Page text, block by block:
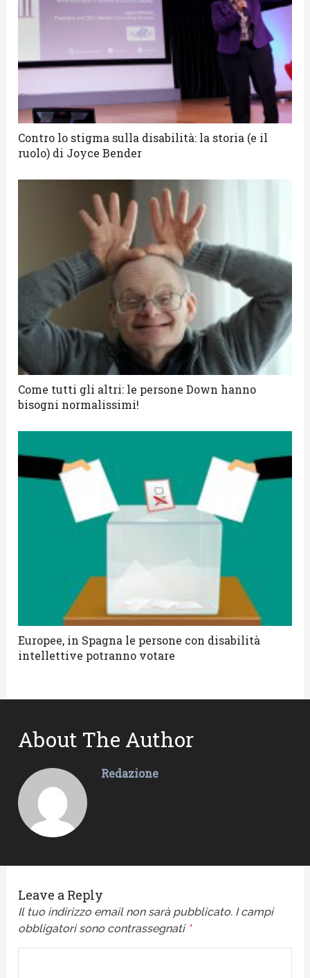
Contro lo stigma sulla disabilità: la storia (e il
ruolo) di Joyce Bender
Come tutti gli altri: le persone Down hanno
bisogni normalissimi!
Europee, in Spagna le persone con disabilità
intellettive potranno votare
About The Author
Redazione
Leave a Reply
Il tuo indirizzo email non sarà pubblicato. I campi
obbligatori sono contrassegnati *